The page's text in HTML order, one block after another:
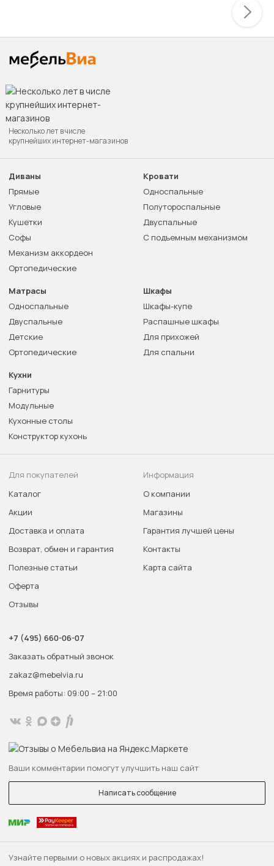
Узнайте первыми о новых акциях и распродажах!
Несколько лет в числе
крупнейших интернет-магазинов
Диваны
Прямые
Угловые
Кушетки
Софы
Механизм аккордеон
Ортопедические
Кровати
Односпальные
Полутороспальные
Двуспальные
С подъемным механизмом
Матрасы
Односпальные
Двуспальные
Детские
Ортопедические
Шкафы
Шкафы-купе
Распашные шкафы
Для прихожей
Для спальни
Кухни
Гарнитуры
Модульные
Кухонные столы
Конструктор кухонь
Для покупателей
Каталог
Акции
Доставка и оплата
Возврат, обмен и гарантия
Полезные статьи
Оферта
Отзывы
Информация
О компании
Магазины
Гарантия лучшей цены
Контакты
Карта сайта
+7 (495) 660-06-07
Заказать обратный звонок
zakaz@mebelvia.ru
Время работы: 09:00 – 21:00
Ваши комментарии помогут улучшить наш сайт
Написать сообщение